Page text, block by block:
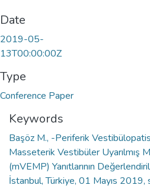
Date
2019-05-
13T00:00:00Z
Type
Conference Paper
Keywords
Başöz M., -Periferik
Masseterik Vestibüler Uyarılmış
(mVEMP) Yanıtlarının
İstanbul, Türkiye, 01 Mayıs